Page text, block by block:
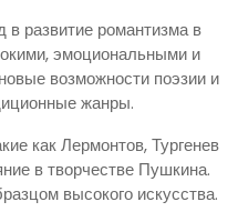
развитие романтизма в
эмоциональными и
возможности поэзии и
жанры.
как Лермонтов, Тургенев
в творчестве Пушкина.
высокого искусства.